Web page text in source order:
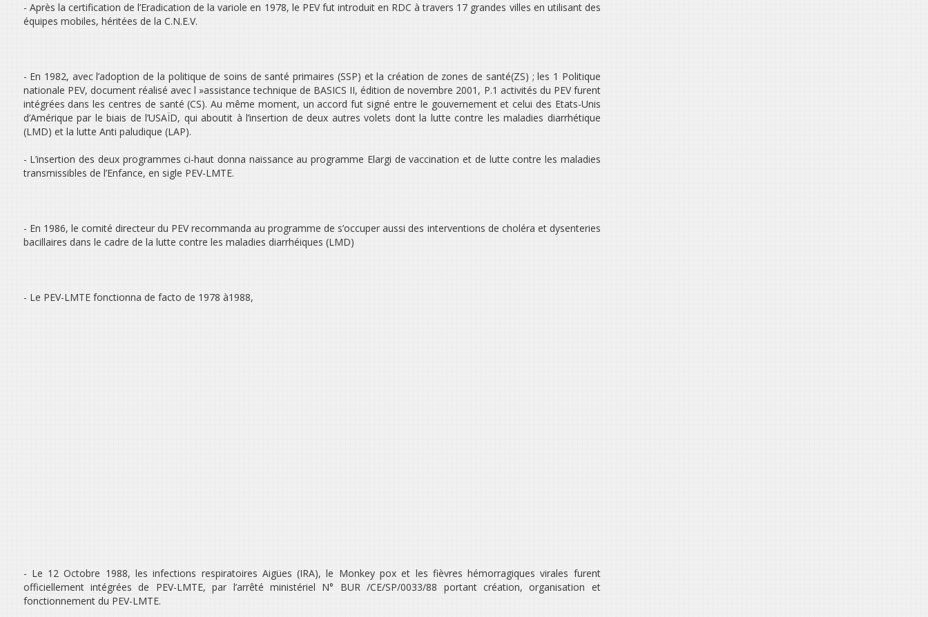
- Après la certification de l’Eradication de la variole en 1978, le PEV fut introduit en RDC à travers 17 grandes villes en utilisant des
équipes mobiles, héritées de la C.N.E.V.
- En 1982, avec l’adoption de la politique de soins de santé primaires (SSP) et la création de zones de santé(ZS) ; les 1 Politique
nationale PEV, document réalisé avec l »assistance technique de BASICS II, édition de novembre 2001, P.1 activités du PEV furent
intégrées dans les centres de santé (CS). Au même moment, un accord fut signé entre le gouvernement et celui des Etats-Unis
d’Amérique par le biais de l’USAÏD, qui aboutit à l’insertion de deux autres volets dont la lutte contre les maladies diarrhétique
(LMD) et la lutte Anti paludique (LAP).
- L’insertion des deux programmes ci-haut donna naissance au programme Elargi de vaccination et de lutte contre les maladies
transmissibles de l’Enfance, en sigle PEV-LMTE.
- En 1986, le comité directeur du PEV recommanda au programme de s’occuper aussi des interventions de choléra et dysenteries
bacillaires dans le cadre de la lutte contre les maladies diarrhéiques (LMD)
- Le PEV-LMTE fonctionna de facto de 1978 à1988,
- Le 12 Octobre 1988, les infections respiratoires Aigües (IRA), le Monkey pox et les fièvres hémorragiques virales furent
officiellement intégrées de PEV-LMTE, par l’arrêté ministériel N° BUR /CE/SP/0033/88 portant création, organisation et
fonctionnement du PEV-LMTE.